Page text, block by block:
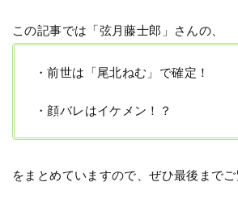
この記事では「弦月藤士郎」さんの、
・前世は「尾北ねむ」で確定！
・顔バレはイケメン！？
をまとめていますので、ぜひ最後までご